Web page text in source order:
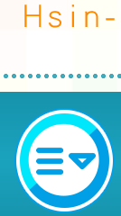
函轉本府
活動，請
桃園市平